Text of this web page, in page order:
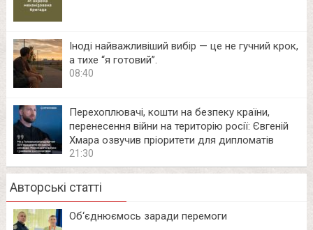
Іноді найважливіший вибір — це не гучний крок,
а тихе “я готовий”.
08:40
Перехоплювачі, кошти на безпеку країни,
перенесення війни на територію росії: Євгеній
Хмара озвучив пріоритети для дипломатів
21:30
Авторські статті
Об‘єднюємось заради перемоги